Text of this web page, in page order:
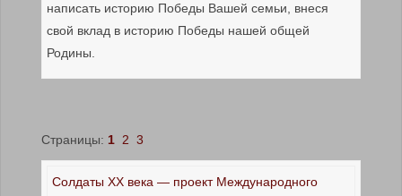
написать историю Победы Вашей семьи, внеся
свой вклад в историю Победы нашей общей
Родины.
Страницы: 1 2 3
Солдаты ХХ века — проект Международного